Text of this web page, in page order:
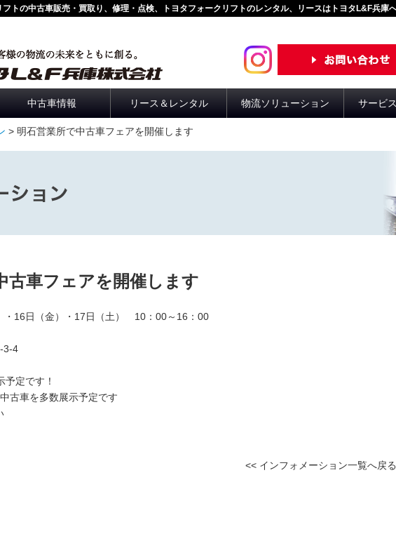
トの中古車販売・買取り、修理・点検、トヨタフォークリフトのレンタル、リースはトヨタL&F兵庫
中古車情報 リース＆レンタル 物流ソリューション サービ
> 明石営業所で中古車フェアを開催します
古車フェアを開催します
・16日（金）・17日（土） 10：00～16：00
4
定です！
古車を多数展示予定です
<< インフォメーション一覧へ戻る